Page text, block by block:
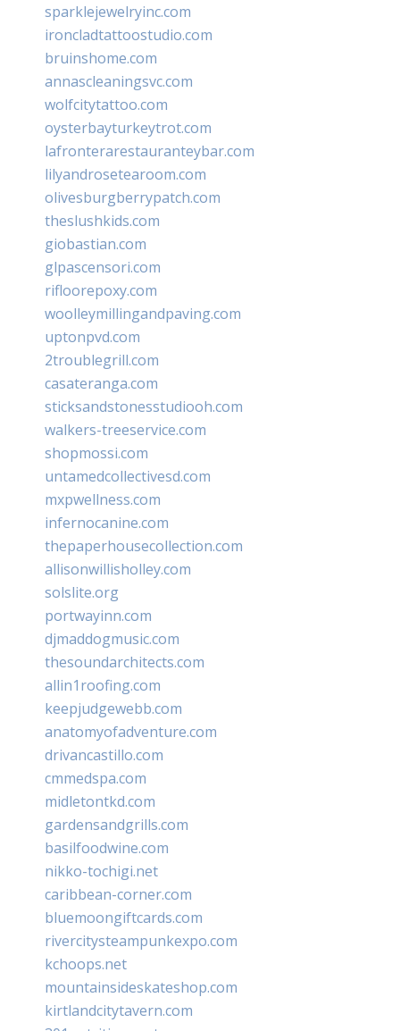
sparklejewelryinc.com
ironcladtattoostudio.com
bruinshome.com
annascleaningsvc.com
wolfcitytattoo.com
oysterbayturkeytrot.com
lafronterarestauranteybar.com
lilyandrosetearoom.com
olivesburgberrypatch.com
theslushkids.com
giobastian.com
glpascensori.com
rifloorepoxy.com
woolleymillingandpaving.com
uptonpvd.com
2troublegrill.com
casateranga.com
sticksandstonesstudiooh.com
walkers-treeservice.com
shopmossi.com
untamedcollectivesd.com
mxpwellness.com
infernocanine.com
thepaperhousecollection.com
allisonwillisholley.com
solslite.org
portwayinn.com
djmaddogmusic.com
thesoundarchitects.com
allin1roofing.com
keepjudgewebb.com
anatomyofadventure.com
drivancastillo.com
cmmedspa.com
midletontkd.com
gardensandgrills.com
basilfoodwine.com
nikko-tochigi.net
caribbean-corner.com
bluemoongiftcards.com
rivercitysteampunkexpo.com
kchoops.net
mountainsideskateshop.com
kirtlandcitytavern.com